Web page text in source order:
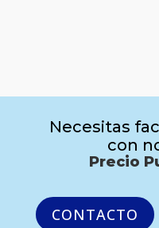
Necesitas
con
Precio
CONTACTO